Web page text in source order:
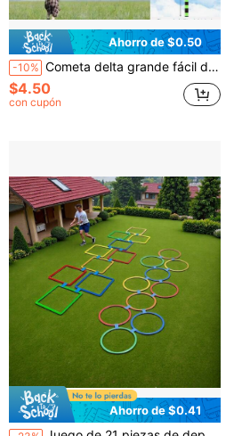
Ahorro de $0.50
-10% Cometa delta grande fácil de volar con cola larga, buena para volar, cometa para adultos con línea de 100 metros, de plástico resistente a los desgarros de 1.1m para deportes al aire libre
$4.50
con cupón
Ahorro de $0.41